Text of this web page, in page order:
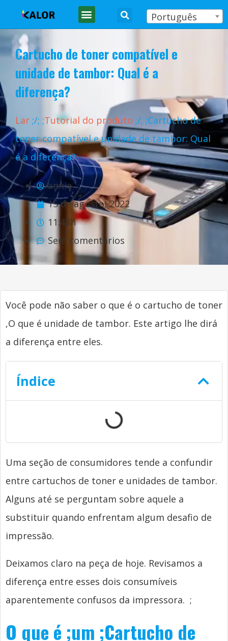
Português
Cartucho de toner compatível e
unidade de tambor: Qual é a
diferença?
Lar ;/; ;Tutorial do produto ;/; ;Cartucho de
toner compatível e unidade de tambor: Qual
é a diferença?
annie
15 de agosto, 2022
11:43h
Sem comentários
Você pode não saber o que é o cartucho de toner
,O que é unidade de tambor. Este artigo lhe dirá
a diferença entre eles.
Índice
Uma seção de consumidores tende a confundir
entre cartuchos de toner e unidades de tambor.
Alguns até se perguntam sobre aquele a
substituir quando enfrentam algum desafio de
impressão.
Deixamos claro na peça de hoje. Revisamos a
diferença entre esses dois consumíveis
aparentemente confusos da impressora. ;
O que é ;um ;Cartucho de